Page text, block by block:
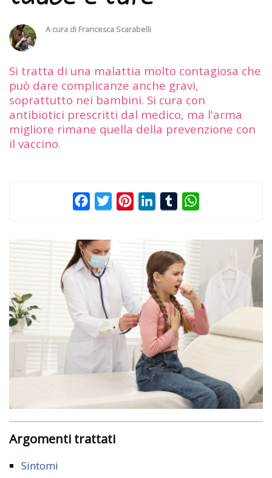
A cura di Francesca Scarabelli
Si tratta di una malattia molto contagiosa che
può dare complicanze anche gravi,
soprattutto nei bambini. Si cura con
antibiotici prescritti dal medico, ma l'arma
migliore rimane quella della prevenzione con
il vaccino.
FacebookTwitterPinterestLinkedInTumblr
Argomenti trattati
Sintomi